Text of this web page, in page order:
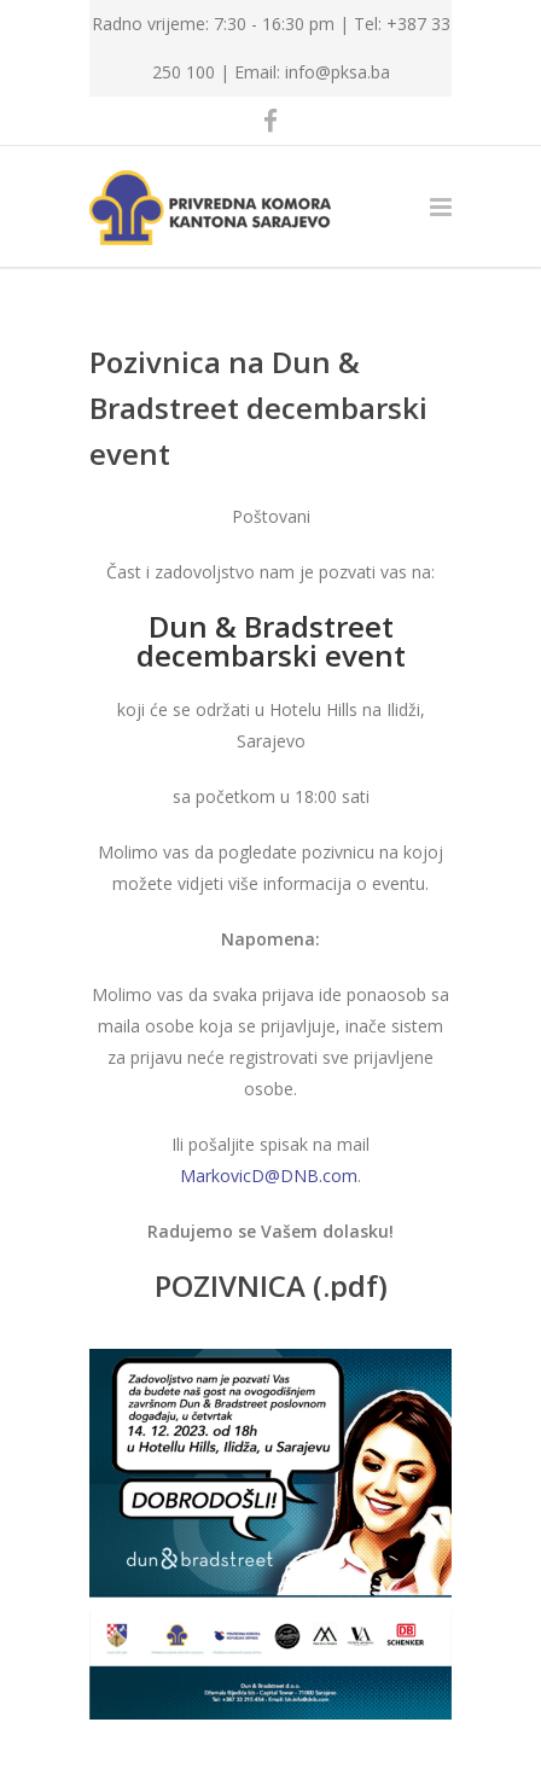
Radno vrijeme: 7:30 - 16:30 pm | Tel: +387 33
250 100 | Email: info@pksa.ba
Pozivnica na Dun &
Bradstreet decembarski
event
Poštovani
Čast i zadovoljstvo nam je pozvati vas na:
Dun & Bradstreet
decembarski event
koji će se održati u Hotelu Hills na Ilidži,
Sarajevo
sa početkom u 18:00 sati
Molimo vas da pogledate pozivnicu na kojoj
možete vidjeti više informacija o eventu.
Napomena:
Molimo vas da svaka prijava ide ponaosob sa
maila osobe koja se prijavljuje, inače sistem
za prijavu neće registrovati sve prijavljene
osobe.
Ili pošaljite spisak na mail
MarkovicD@DNB.com.
Radujemo se Vašem dolasku!
POZIVNICA (.pdf)